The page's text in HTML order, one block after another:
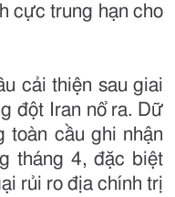
cực trung hạn cho
cải thiện sau giai
đột Iran nổ ra. Dữ
toàn cầu ghi nhận
tháng 4, đặc biệt
rủi ro địa chính trị